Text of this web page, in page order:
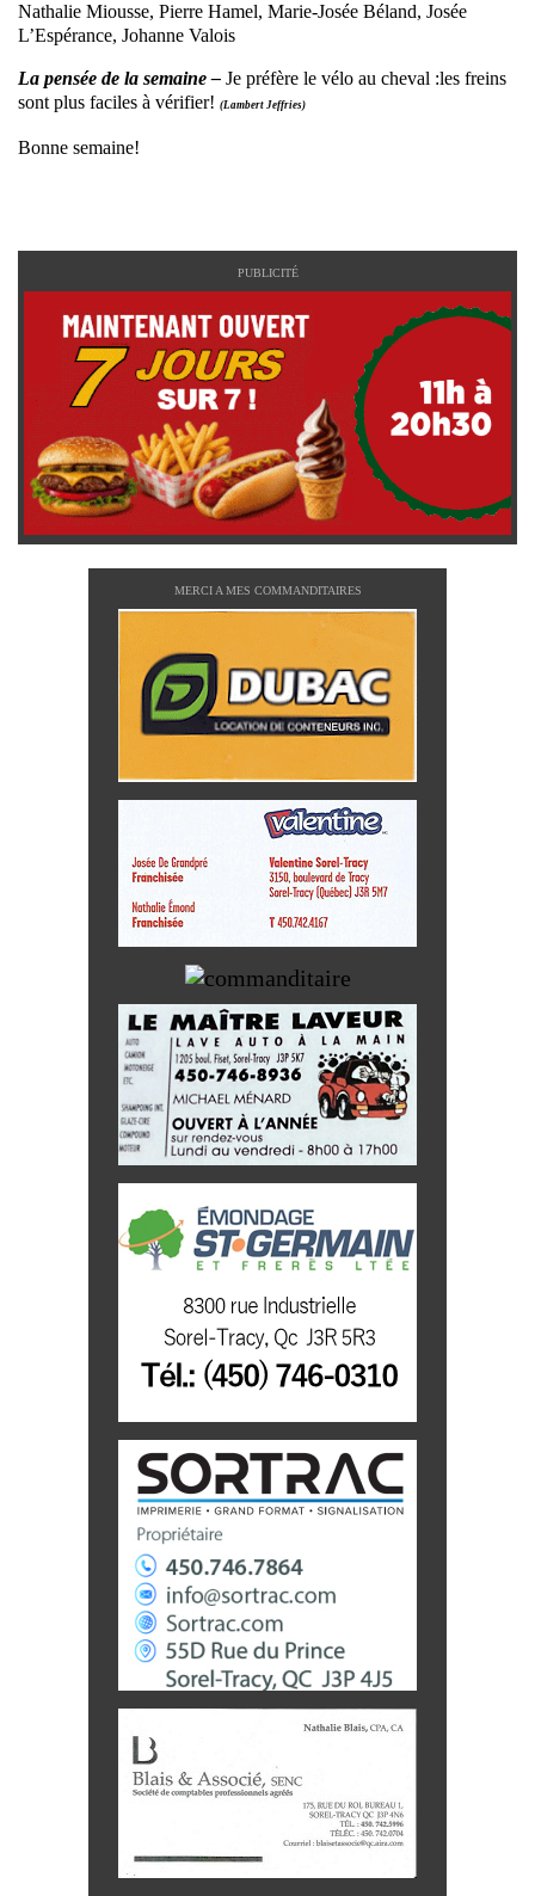
Nathalie Miousse, Pierre Hamel, Marie-Josée Béland, Josée
L’Espérance, Johanne Valois
La pensée de la semaine – Je préfère le vélo au cheval :les freins
sont plus faciles à vérifier! (Lambert Jeffries)
Bonne semaine!
PUBLICITÉ
MERCI A MES COMMANDITAIRES